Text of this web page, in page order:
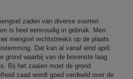
zaden van diverse soorten
is heel eenvoudig in gebruik. Men
mengsel rechtstreeks op de plaats
Dat kan al vanaf eind april.
grond waarbij van de bovenste laag
Bij het zaaien moet de grond
zaad wordt goed verdeeld over de